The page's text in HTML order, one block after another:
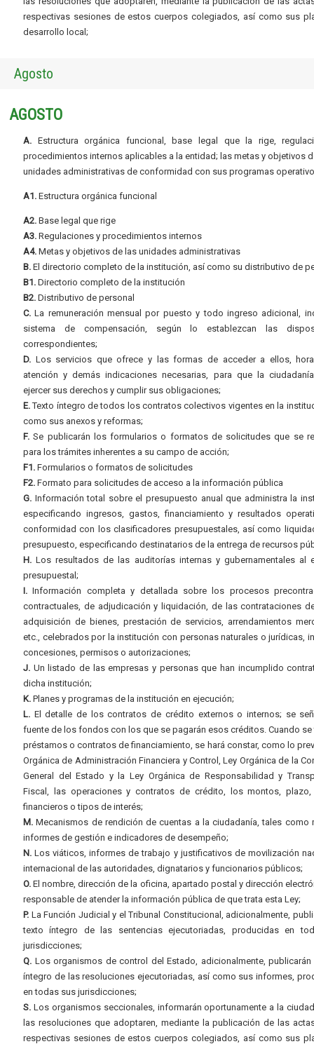
respectivas sesiones de estos cuerpos colegiados, así como sus
desarrollo local;
Agosto
AGOSTO
A. Estructura orgánica funcional, base legal que la rige,
procedimientos internos aplicables a la entidad; las metas y objetivos
unidades administrativas de conformidad con sus programas
A1. Estructura orgánica funcional
A2. Base legal que rige
A3. Regulaciones y procedimientos internos
A4. Metas y objetivos de las unidades administrativas
B. El directorio completo de la institución, así como su distributivo de
B1. Directorio completo de la institución
B2. Distributivo de personal
C. La remuneración mensual por puesto y todo ingreso adicional,
sistema de compensación, según lo establezcan las
correspondientes;
D. Los servicios que ofrece y las formas de acceder a ellos,
atención y demás indicaciones necesarias, para que la
ejercer sus derechos y cumplir sus obligaciones;
E.Texto íntegro de todos los contratos colectivos vigentes en la
como sus anexos y reformas;
F. Se publicarán los formularios o formatos de solicitudes que se
para los trámites inherentes a su campo de acción;
F1. Formularios o formatos de solicitudes
F2. Formato para solicitudes de acceso a la información pública
G. Información total sobre el presupuesto anual que administra la
especificando ingresos, gastos, financiamiento y resultados
conformidad con los clasificadores presupuestales, así como
presupuesto, especificando destinatarios de la entrega de recursos
H. Los resultados de las auditorías internas y gubernamentales al
presupuestal;
I. Información completa y detallada sobre los procesos
contractuales, de adjudicación y liquidación, de las contrataciones
adquisición de bienes, prestación de servicios, arrendamientos
etc., celebrados por la institución con personas naturales o jurídicas,
concesiones, permisos o autorizaciones;
J. Un listado de las empresas y personas que han incumplido
dicha institución;
K. Planes y programas de la institución en ejecución;
L. El detalle de los contratos de crédito externos o internos; se
fuente de los fondos con los que se pagarán esos créditos. Cuando se
préstamos o contratos de financiamiento, se hará constar, como lo
Orgánica de Administración Financiera y Control, Ley Orgánica de la
General del Estado y la Ley Orgánica de Responsabilidad y
Fiscal, las operaciones y contratos de crédito, los montos,
financieros o tipos de interés;
M. Mecanismos de rendición de cuentas a la ciudadanía, tales como
informes de gestión e indicadores de desempeño;
N. Los viáticos, informes de trabajo y justificativos de movilización
internacional de las autoridades, dignatarios y funcionarios públicos;
O. El nombre, dirección de la oficina, apartado postal y dirección
responsable de atender la información pública de que trata esta Ley;
P. La Función Judicial y el Tribunal Constitucional, adicionalmente,
texto íntegro de las sentencias ejecutoriadas, producidas en
jurisdicciones;
Q. Los organismos de control del Estado, adicionalmente, publicarán
íntegro de las resoluciones ejecutoriadas, así como sus informes,
en todas sus jurisdicciones;
S. Los organismos seccionales, informarán oportunamente a la
las resoluciones que adoptaren, mediante la publicación de las
respectivas sesiones de estos cuerpos colegiados, así como sus